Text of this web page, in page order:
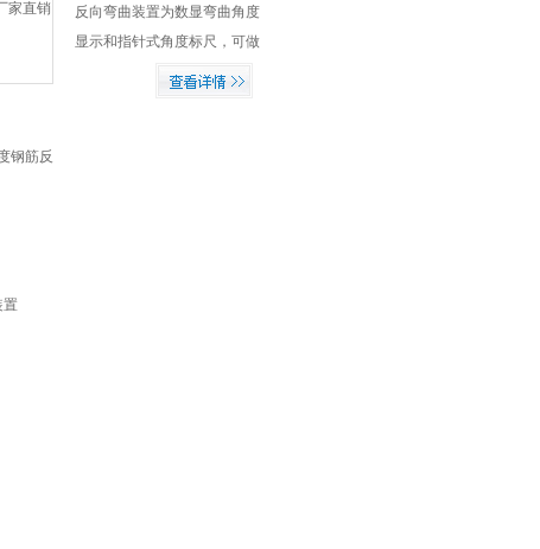
反向弯曲装置为数显弯曲角度
显示和指针式角度标尺，可做
新标准正向90°、反向20°度数